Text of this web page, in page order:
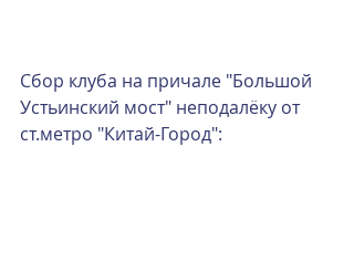
Сбор клуба на причале "Большой
Устьинский мост" неподалёку от
ст.метро "Китай-Город":